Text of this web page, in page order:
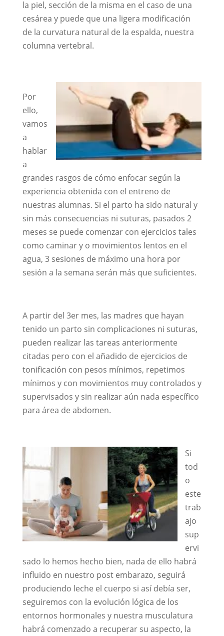
la piel, sección de la misma en el caso de una
cesárea y puede que una ligera modificación
de la curvatura natural de la espalda, nuestra
columna vertebral.
Por
ello,
vamos
a
hablar
a
grandes rasgos de cómo enfocar según la
experiencia obtenida con el entreno de
nuestras alumnas. Si el parto ha sido natural y
sin más consecuencias ni suturas, pasados 2
meses se puede comenzar con ejercicios tales
como caminar y o movimientos lentos en el
agua, 3 sesiones de máximo una hora por
sesión a la semana serán más que suficientes.
A partir del 3er mes, las madres que hayan
tenido un parto sin complicaciones ni suturas,
pueden realizar las tareas anteriormente
citadas pero con el añadido de ejercicios de
tonificación con pesos mínimos, repetimos
mínimos y con movimientos muy controlados y
supervisados y sin realizar aún nada específico
para área de abdomen.
Si
tod
o
este
trab
ajo
sup
ervi
sado lo hemos hecho bien, nada de ello habrá
influido en nuestro post embarazo, seguirá
produciendo leche el cuerpo si así debía ser,
seguiremos con la evolución lógica de los
entornos hormonales y nuestra musculatura
habrá comenzado a recuperar su aspecto, la